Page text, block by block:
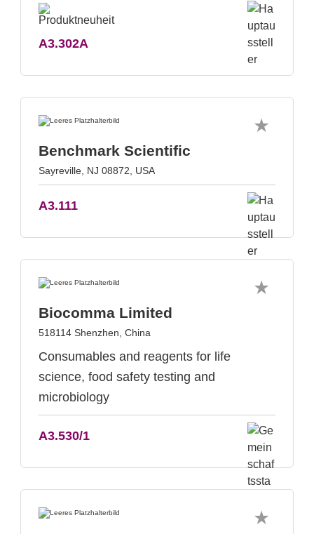
A3.302A
Benchmark Scientific
Sayreville, NJ 08872, USA
A3.111
Biocomma Limited
518114 Shenzhen, China
Consumables and reagents for life
science, food safety testing and
microbiology
A3.530/1